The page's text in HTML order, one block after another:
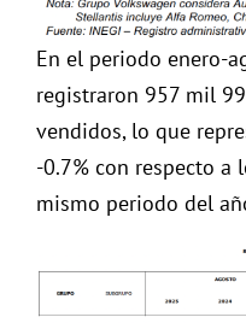
En el periodo enero-
registraron 957 mil
vendidos, lo que
-0.7% con respecto a
mismo periodo del